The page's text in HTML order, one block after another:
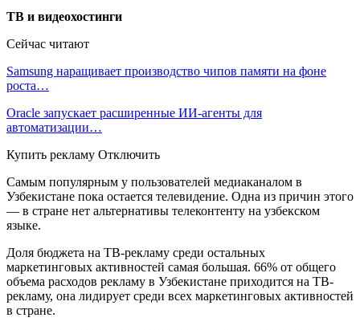
ТВ и видеохостинги
Сейчас читают
Samsung наращивает производство чипов памяти на фоне
роста…
Oracle запускает расширенные ИИ‑агенты для
автоматизации…
Купить рекламу Отключить
Самым популярным у пользователей медиаканалом в
Узбекистане пока остается телевидение. Одна из причин этого
— в стране нет альтернативы телеконтенту на узбекском
языке.
Доля бюджета на ТВ-рекламу среди остальных
маркетинговых активностей самая большая. 66% от общего
объема расходов рекламу в Узбекистане приходится на ТВ-
рекламу, она лидирует среди всех маркетинговых активностей
в стране.